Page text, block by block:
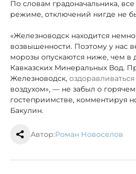
По словам градоначальника,
режиме, отключений нигде не
«Железноводск находится
возвышенности. Поэтому у нас
морозы опускаются ниже, чем в
Кавказских Минеральных Вод.
Железноводск, оздоравливаться
воздухом», — не забыл о
гостеприимстве, комментируя
Бакулин.
Автор:Роман Новоселов